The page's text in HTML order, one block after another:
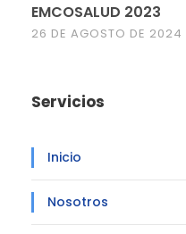
EMCOSALUD 2023
26 DE AGOSTO DE 2024
Servicios
Inicio
Nosotros